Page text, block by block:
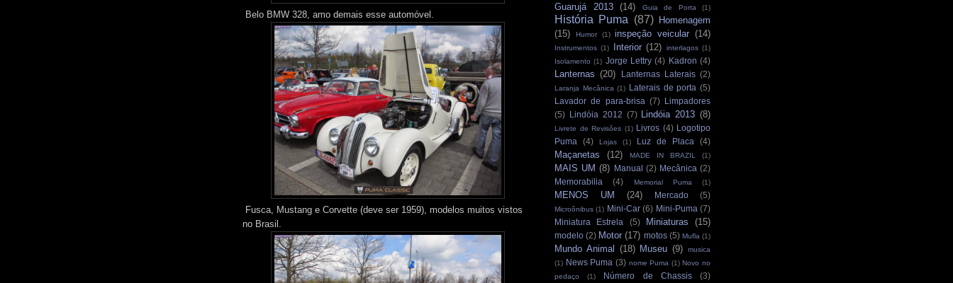
Belo BMW 328, amo demais esse automóvel.
Fusca, Mustang e Corvette (deve ser 1959), modelos muitos vistos
no Brasil.
Guarujá 2013 (14) Guia de Porta (1)
História Puma (87)
Homenagem
(15)
Humor (1) inspeção veicular (14)
Instrumentos (1) Interior (12) interlagos (1)
Isolamento (1) Jorge Lettry (4) Kadron (4)
Lanternas (20) Lanternas Laterais (2)
Laranja Mecânica (1) Laterais de porta (5)
Lavador de para-brisa (7) Limpadores
(5) Lindóia 2012 (7) Lindóia 2013 (8)
Livrete de Revisões (1) Livros (4) Logotipo
Puma
(4) Lojas (1) Luz de Placa (4)
Maçanetas (12) MADE IN BRAZIL (1)
MAIS UM (8) Manual (2) Mecânica (2)
Memorabilia
(4) Memorial Puma (1)
MENOS UM (24) Mercado (5)
Microônibus (1) Mini-Car (6) Mini-Puma (7)
Miniatura Estrela
(5) Miniaturas (15)
modelo (2) Motor (17) motos (5) Mufla (1)
Mundo Animal (18) Museu (9)
musica
(1) News Puma (3) nome Puma (1) Novo no
pedaço
(1) Número de Chassis
(3)